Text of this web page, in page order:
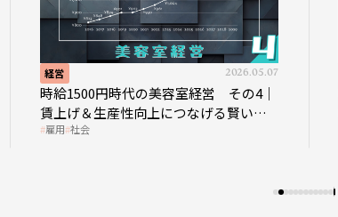
経営 2026.05.07
時給1500円時代の美容室経営 その4｜
賃上げ＆生産性向上につなげる賢い助
成金活用
雇用 社会